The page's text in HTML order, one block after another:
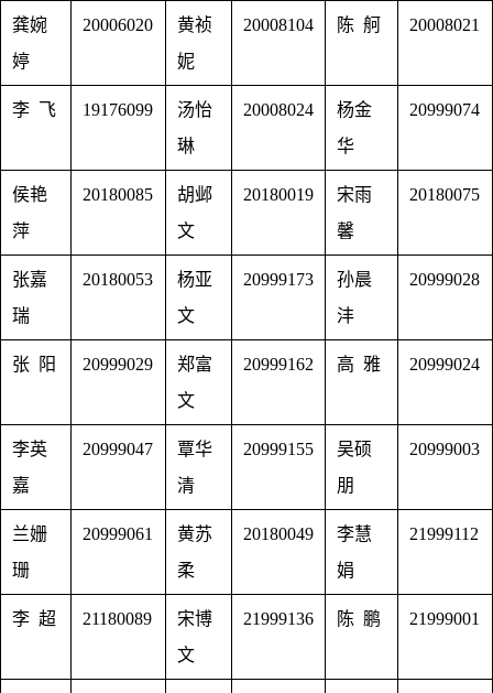
龚婉
婷
20006020
黄祯
妮
20008104 陈 舸 20008021
李 飞 19176099
汤怡
琳
20008024
杨金
华
20999074
侯艳
萍
20180085
胡邺
文
20180019
宋雨
馨
20180075
张嘉
瑞
20180053
杨亚
文
20999173
孙晨
沣
20999028
张 阳 20999029
郑富
文
20999162 高 雅 20999024
李英
嘉
20999047
覃华
清
20999155
吴硕
朋
20999003
兰姗
珊
20999061
黄苏
柔
20180049
李慧
娟
21999112
李 超 21180089
宋博
文
21999136 陈 鹏 21999001